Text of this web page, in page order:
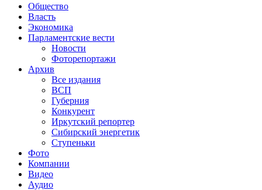
Общество
Власть
Экономика
Парламентские вести
Новости
Фоторепортажи
Архив
Все издания
ВСП
Губерния
Конкурент
Иркутский репортер
Сибирский энергетик
Ступеньки
Фото
Компании
Видео
Аудио